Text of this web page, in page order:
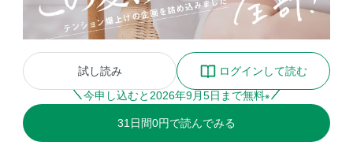
試し読み
ログインして読む
今申し込むと 2026年9月5日まで無料※
31 日間0円で読んでみる